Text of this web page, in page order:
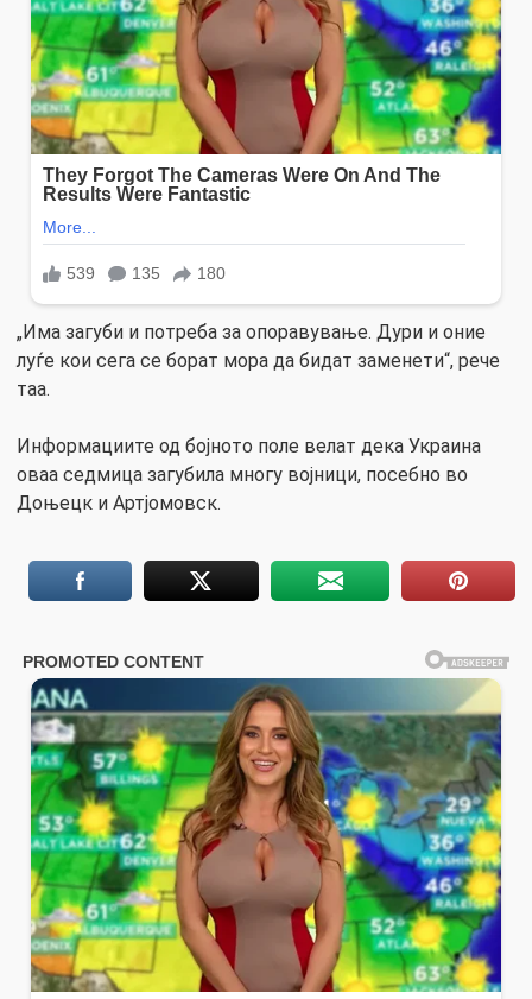
„Има загуби и потреба за опоравување. Дури и оние
луѓе кои сега се борат мора да бидат заменети“, рече
таа.
Информациите од бојното поле велат дека Украина
оваа седмица загубила многу војници, посебно во
Доњецк и Артјомовск.